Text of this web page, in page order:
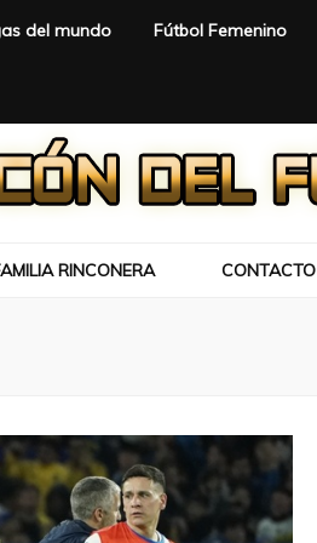
del mundo Fútbol Femenino
RINCONERA CONTACTO